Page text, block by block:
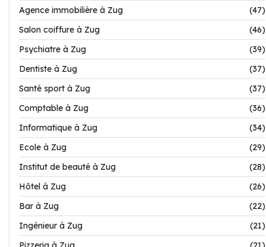
Agence immobilière à Zug
(47)
Salon coiffure à Zug
(46)
Psychiatre à Zug
(39)
Dentiste à Zug
(37)
Santé sport à Zug
(37)
Comptable à Zug
(36)
Informatique à Zug
(34)
Ecole à Zug
(29)
Institut de beauté à Zug
(28)
Hôtel à Zug
(26)
Bar à Zug
(22)
Ingénieur à Zug
(21)